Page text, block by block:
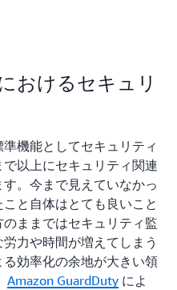
おけるセキュリ
機能としてセキュリティ
以上にセキュリティ関連
。今まで見えていなかっ
と自体はとても良いこと
ままではセキュリティ監
力や時間が増えてしまう
効率化の余地が大きい領
Amazon GuardDuty によ